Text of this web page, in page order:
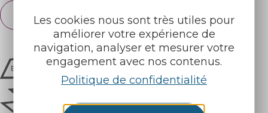
Les cookies nous sont très utiles pour
améliorer votre expérience de
navigation, analyser et mesurer votre
engagement avec nos contenus.
Politique de confidentialité
Français
English